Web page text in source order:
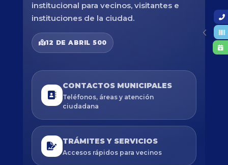
institucional para vecinos, visitantes e
instituciones de la ciudad.
12 DE ABRIL 500
CONTACTOS MUNICIPALES
Teléfonos, áreas y atención
ciudadana
TRÁMITES Y SERVICIOS
Accesos rápidos para vecinos